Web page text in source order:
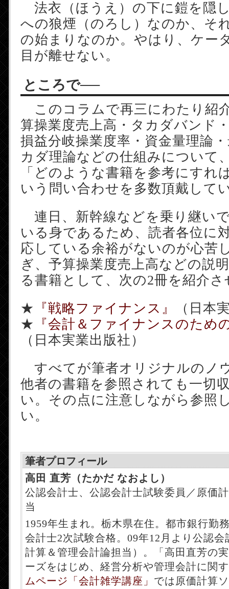
法衣（ほうえ）の下に鎧を隠
への狼煙（のろし）なのか、そ
の始まりなのか。やはり、ケー
目が離せない。
ところで──
このコラムで再三にわたり紹
算操業度売上高・タカダバンド
損益分岐操業度率・資金量理論
カダ理論などの仕組みについて
「どのような書籍を参考にすれ
いう問い合わせを多数頂戴して
連日、新幹線などを乗り継い
いる身であるため、読者各位に
応している余裕がないのが心苦
ぎ、予算操業度売上高などの説
る書籍として、次の2冊を紹介
★
『戦略ファイナンス』
（日本
★
『会計＆ファイナンスのため
（日本実業出版社）
すべてが筆者オリジナルのノ
他者の書籍を参照されても一切
い。その点に注意しながら参照
い。
筆者プロフィール
高田 直芳（たかだ なおよし）
公認会計士、公認会計士試験委員／原価
当
1959年生まれ。栃木県在住。都市銀行勤
会計士2次試験合格。09年12月より公認
計算＆管理会計論担当）。「高田直芳の
ーズをはじめ、経営分析や管理会計に関
ムページ「会計雑学講座」 では原価計算